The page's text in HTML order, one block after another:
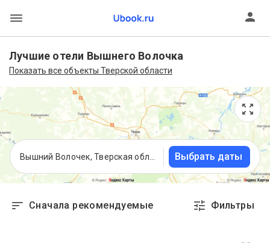
Лучшие отели Вышнего Волочка
Показать все объекты Тверской области
Выбрать даты
Сначала рекомендуемые Фильтры